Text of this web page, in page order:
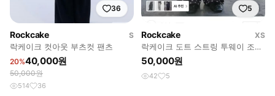
36
Rockcake
S
락케이크 컷아웃 부츠컷 팬츠
20%40,000원
50,000원
514 36
5
Rockcake
XS
락케이크 도트 스트링 투웨이 조거
트레이닝 팬츠 XS
50,000원
42 5